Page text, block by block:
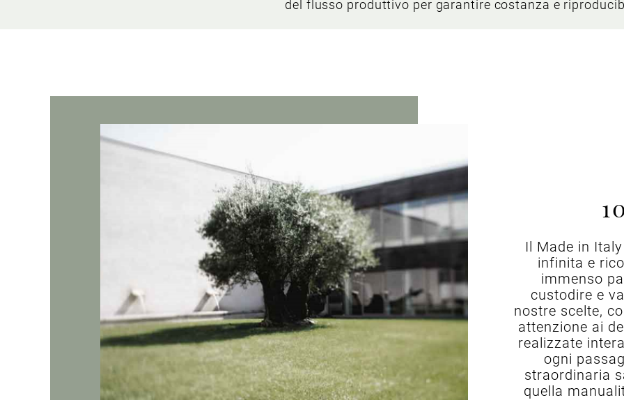
del flusso produttivo per garantire costanza e
Il Made in
infinita e
immenso
custodire e
nostre scelte,
attenzione ai
realizzate
ogni
straordinaria
quella